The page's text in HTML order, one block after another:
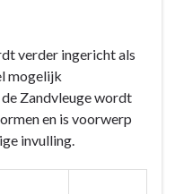
verder ingericht als
mogelijk
Zandvleuge wordt
en is voorwerp
invulling.